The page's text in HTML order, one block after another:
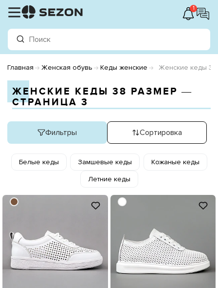
1
Главная Женская обувь Кеды женские Женские кеды 38
ЖЕНСКИЕ КЕДЫ 38 РАЗМЕР ―
СТРАНИЦА 3
Фильтры Сортировка
Белые кеды Замшевые кеды Кожаные кеды
Летние кеды